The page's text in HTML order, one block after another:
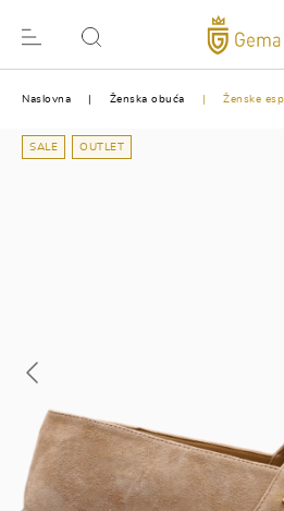
Naslovna Ženska obuća Ženske
SALE OUTLET